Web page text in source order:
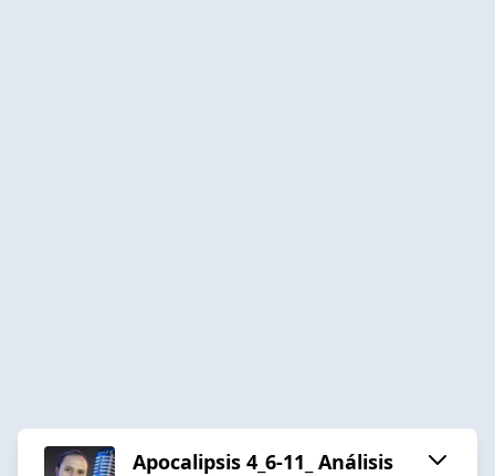
Apocalipsis 4_6-11_ Análisis